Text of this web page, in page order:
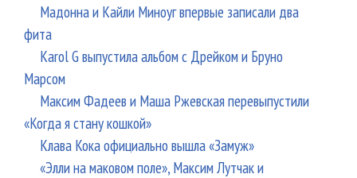
Мадонна и Кайли Миноуг впервые записали два
фита
Karol G выпустила альбом с Дрейком и Бруно
Марсом
Максим Фадеев и Маша Ржевская перевыпустили
«Когда я стану кошкой»
Клава Кока официально вышла «Замуж»
«Элли на маковом поле», Максим Лутчак и